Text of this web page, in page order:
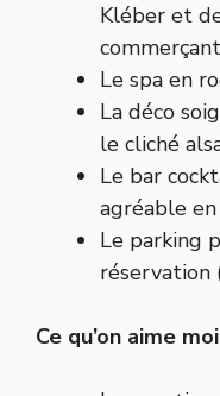
Kléber et
Le spa en
La déco
le cliché
Le bar
agréable
Le parking
réservation
Ce qu’on aime